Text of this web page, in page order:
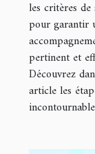
les critères
pour garantir
pertinent et
Découvrez
article les